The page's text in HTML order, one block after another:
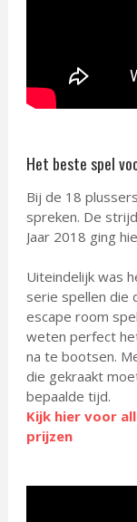
Het beste spel
Bij de 18
spreken. De
Jaar 2018 ging
Uiteindelijk was
serie spellen
escape room
weten perfect
na te bootsen.
die gekraakt
bepaalde tijd.
Kijk hier voor
prijzen